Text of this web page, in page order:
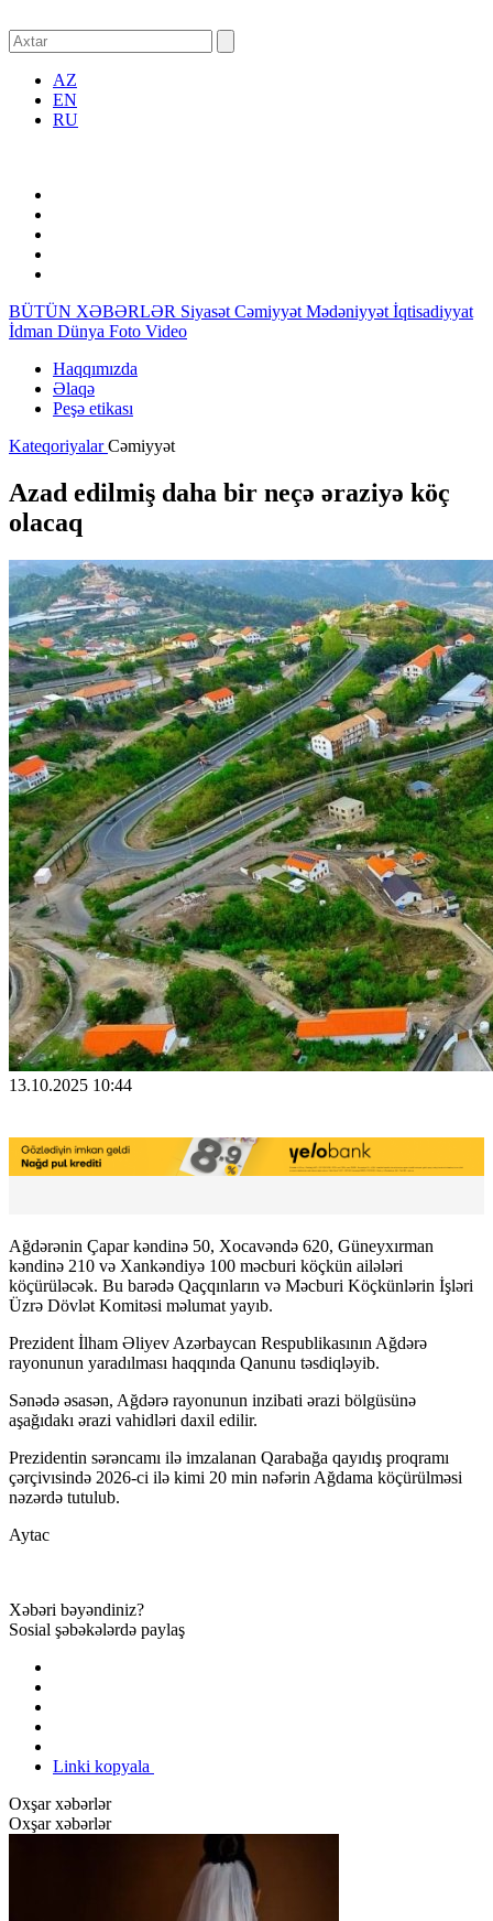
AZ
EN
RU
BÜTÜN XƏBƏRLƏR Siyasət Cəmiyyət Mədəniyyət İqtisadiyyat
İdman Dünya Foto Video
Haqqımızda
Əlaqə
Peşə etikası
KateqoriyalarCəmiyyət
Azad edilmiş daha bir neçə əraziyə köç
olacaq
13.10.2025 10:44
Ağdərənin Çapar kəndinə 50, Xocavəndə 620, Güneyxırman
kəndinə 210 və Xankəndiyə 100 məcburi köçkün ailələri
köçürüləcək. Bu barədə Qaçqınların və Məcburi Köçkünlərin İşləri
Üzrə Dövlət Komitəsi məlumat yayıb.
Prezident İlham Əliyev Azərbaycan Respublikasının Ağdərə
rayonunun yaradılması haqqında Qanunu təsdiqləyib.
Sənədə əsasən, Ağdərə rayonunun inzibati ərazi bölgüsünə
aşağıdakı ərazi vahidləri daxil edilir.
Prezidentin sərəncamı ilə imzalanan Qarabağa qayıdış proqramı
çərçivısində 2026-ci ilə kimi 20 min nəfərin Ağdama köçürülməsi
nəzərdə tutulub.
Aytac
Xəbəri bəyəndiniz?
Sosial şəbəkələrdə paylaş
Linki kopyala
Oxşar xəbərlər
Oxşar xəbərlər